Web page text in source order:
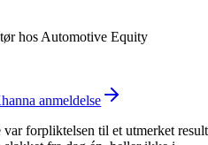
hos Automotive Equity
anmeldelse
var forpliktelsen til et utmerket